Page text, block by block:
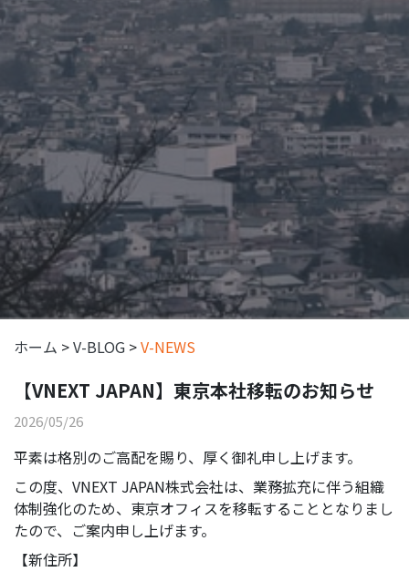
ホーム >V-BLOG >V-NEWS
【VNEXT JAPAN】東京本社移転のお知らせ
2026/05/26
平素は格別のご高配を賜り、厚く御礼申し上げます。
この度、VNEXT JAPAN株式会社は、業務拡充に伴う組織
体制強化のため、東京オフィスを移転することとなりまし
たので、ご案内申し上げます。
【新住所】